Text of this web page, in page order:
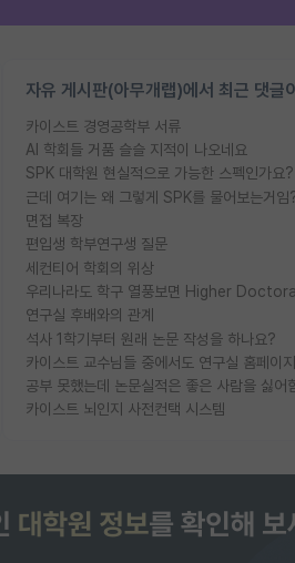
자유 게시판(아무개랩)에서 최근 댓글
카이스트 경영공학부 서류
AI 학회들 거품 슬슬 지적이 나오네요
SPK 대학원 현실적으로 가능한 스펙인가요?
근데 여기는 왜 그렇게 SPK를 물어보는거임
면접 복장
편입생 학부연구생 질문
세컨티어 학회의 위상
연구실 후배와의 관계
석사 1학기부터 원래 논문 작성을 하나요?
공부 못했는데 논문실적은 좋은 사람을 싫어
카이스트 뇌인지 사전컨택 시스템